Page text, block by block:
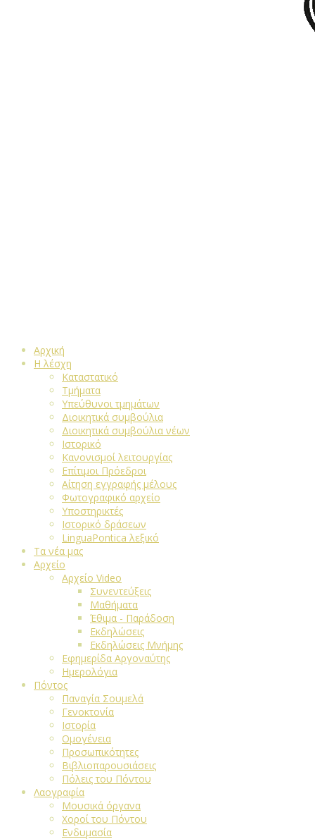
Αρχική
Η λέσχη
Καταστατικό
Τμήματα
Υπεύθυνοι τμημάτων
Διοικητικά συμβούλια
Διοικητικά συμβούλια νέων
Ιστορικό
Κανονισμοί λειτουργίας
Επίτιμοι Πρόεδροι
Αίτηση εγγραφής μέλους
Φωτογραφικό αρχείο
Υποστηρικτές
Ιστορικό δράσεων
LinguaPontica λεξικό
Τα νέα μας
Αρχείο
Αρχείο Video
Συνεντεύξεις
Μαθήματα
Έθιμα - Παράδοση
Εκδηλώσεις
Εκδηλώσεις Μνήμης
Εφημερίδα Αργοναύτης
Ημερολόγια
Πόντος
Παναγία Σουμελά
Γενοκτονία
Ιστορία
Ομογένεια
Προσωπικότητες
Βιβλιοπαρουσιάσεις
Πόλεις του Πόντου
Λαογραφία
Μουσικά όργανα
Χοροί του Πόντου
Ενδυμασία